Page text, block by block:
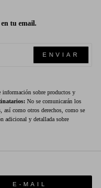
tu email.
ENVIAR
información sobre productos y
No se comunicarán los
como otros derechos, como se
adicional y detallada sobre
E-MAIL